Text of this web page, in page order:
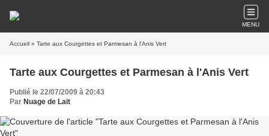
MENU
Accueil » Tarte aux Courgettes et Parmesan à l'Anis Vert
Tarte aux Courgettes et Parmesan à l'Anis Vert
Publié le 22/07/2009 à 20:43
Par Nuage de Lait